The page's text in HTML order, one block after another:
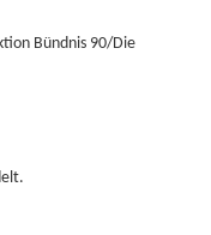
Bündnis 90/Die